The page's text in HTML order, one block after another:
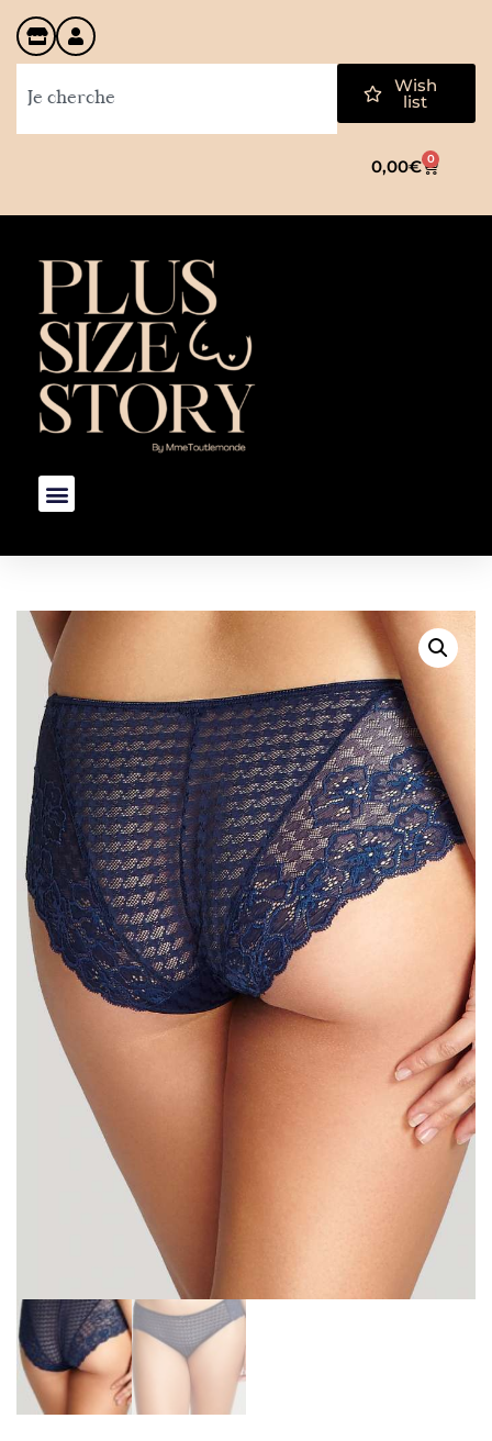
Wish
list
0,00€ 0